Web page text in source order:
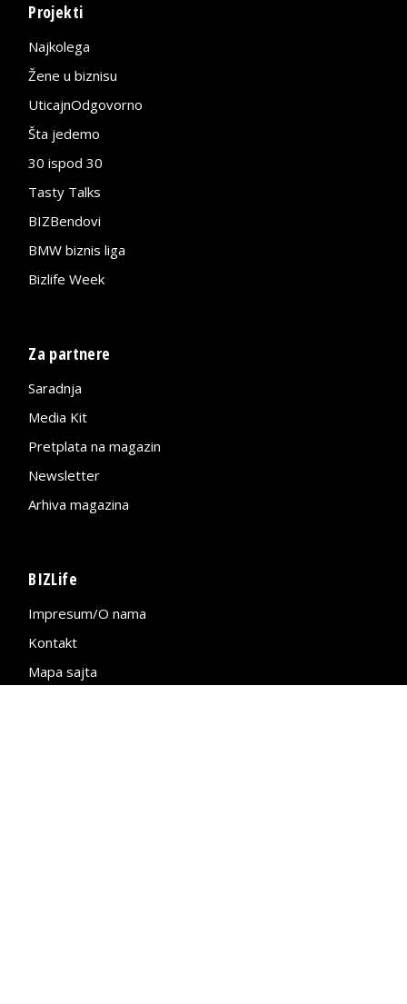
Projekti
Najkolega
Žene u biznisu
UticajnOdgovorno
Šta jedemo
30 ispod 30
Tasty Talks
BIZBendovi
BMW biznis liga
Bizlife Week
Za partnere
Saradnja
Media Kit
Pretplata na magazin
Newsletter
Arhiva magazina
BIZLife
Impresum/O nama
Kontakt
Mapa sajta